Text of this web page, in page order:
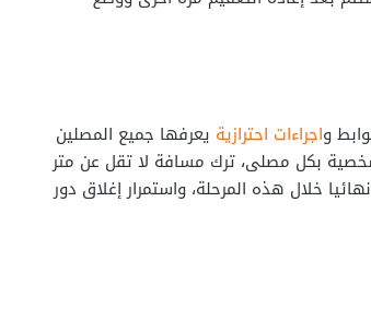
واجراءات احترازية يعرفها جميع المصلين
شخصية بكل مصلى، ترك مسافة لا تقل عن متر
خلال هذه المرحلة، واستمرار إغلاق دور